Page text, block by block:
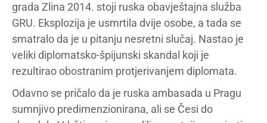
grada Zlina 2014. stoji ruska obavještajna služba
GRU. Eksplozija je usmrtila dvije osobe, a tada se
smatralo da je u pitanju nesretni slučaj. Nastao je
veliki diplomatsko-špijunski skandal koji je
rezultirao obostranim protjerivanjem diplomata.
Odavno se pričalo da je ruska ambasada u Pragu
sumnjivo predimenzionirana, ali se Česi do